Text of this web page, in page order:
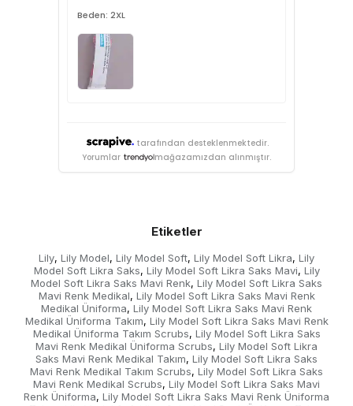
Beden: 2XL
tarafından desteklenmektedir.
Yorumlar
mağazamızdan alınmıştır.
Etiketler
Lily, Lily Model, Lily Model Soft, Lily Model Soft Likra, Lily
Model Soft Likra Saks, Lily Model Soft Likra Saks Mavi, Lily
Model Soft Likra Saks Mavi Renk, Lily Model Soft Likra Saks
Mavi Renk Medikal, Lily Model Soft Likra Saks Mavi Renk
Medikal Üniforma, Lily Model Soft Likra Saks Mavi Renk
Medikal Üniforma Takım, Lily Model Soft Likra Saks Mavi Renk
Medikal Üniforma Takım Scrubs, Lily Model Soft Likra Saks
Mavi Renk Medikal Üniforma Scrubs, Lily Model Soft Likra
Saks Mavi Renk Medikal Takım, Lily Model Soft Likra Saks
Mavi Renk Medikal Takım Scrubs, Lily Model Soft Likra Saks
Mavi Renk Medikal Scrubs, Lily Model Soft Likra Saks Mavi
Renk Üniforma, Lily Model Soft Likra Saks Mavi Renk Üniforma